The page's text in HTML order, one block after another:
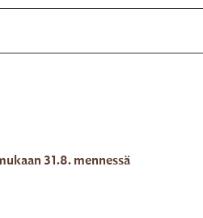
31.8. mennessä